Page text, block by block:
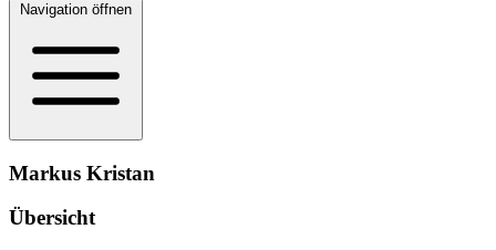
Navigation öffnen
Markus Kristan
Übersicht